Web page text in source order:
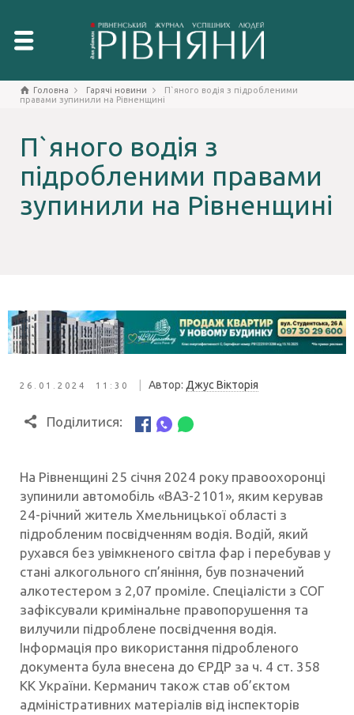
Головна Гарячі новини
П`яного водія з підробленими
правами зупинили на Рівненщині
П`яного водія з
підробленими правами
зупинили на Рівненщині
26.01.2024 11:30 Автор: Джус Вікторія
Поділитися:
На Рівненщині 25 січня 2024 року правоохоронці
зупинили автомобіль «ВАЗ-2101», яким керував
24-річний житель Хмельницької області з
підробленим посвідченням водія. Водій, який
рухався без увімкненого світла фар і перебував у
стані алкогольного сп’яніння, був позначений
алкотестером з 2,07 проміле. Спеціалісти з СОГ
зафіксували кримінальне правопорушення та
вилучили підроблене посвідчення водія.
Інформація про використання підробленого
документа була внесена до ЄРДР за ч. 4 ст. 358
КК України. Керманич також став об’єктом
адміністративних матеріалів від інспекторів